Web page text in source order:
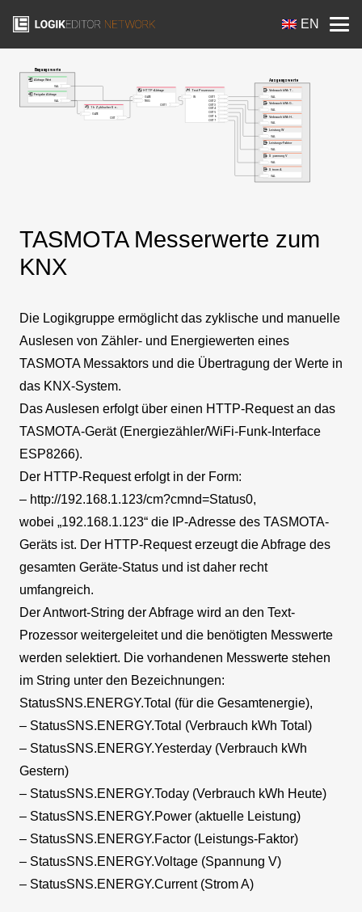
EN
TASMOTA Messerwerte zum
KNX
Die Logikgruppe ermöglicht das zyklische und manuelle
Auslesen von Zähler- und Energiewerten eines
TASMOTA Messaktors und die Übertragung der Werte in
das KNX-System.
Das Auslesen erfolgt über einen HTTP-Request an das
TASMOTA-Gerät (Energiezähler/WiFi-Funk-Interface
ESP8266).
Der HTTP-Request erfolgt in der Form:
– http://192.168.1.123/cm?cmnd=Status0,
wobei „192.168.1.123“ die IP-Adresse des TASMOTA-
Geräts ist. Der HTTP-Request erzeugt die Abfrage des
gesamten Geräte-Status und ist daher recht
umfangreich.
Der Antwort-String der Abfrage wird an den Text-
Prozessor weitergeleitet und die benötigten Messwerte
werden selektiert. Die vorhandenen Messwerte stehen
im String unter den Bezeichnungen:
StatusSNS.ENERGY.Total (für die Gesamtenergie),
– StatusSNS.ENERGY.Total (Verbrauch kWh Total)
– StatusSNS.ENERGY.Yesterday (Verbrauch kWh
Gestern)
– StatusSNS.ENERGY.Today (Verbrauch kWh Heute)
– StatusSNS.ENERGY.Power (aktuelle Leistung)
– StatusSNS.ENERGY.Factor (Leistungs-Faktor)
– StatusSNS.ENERGY.Voltage (Spannung V)
– StatusSNS.ENERGY.Current (Strom A)